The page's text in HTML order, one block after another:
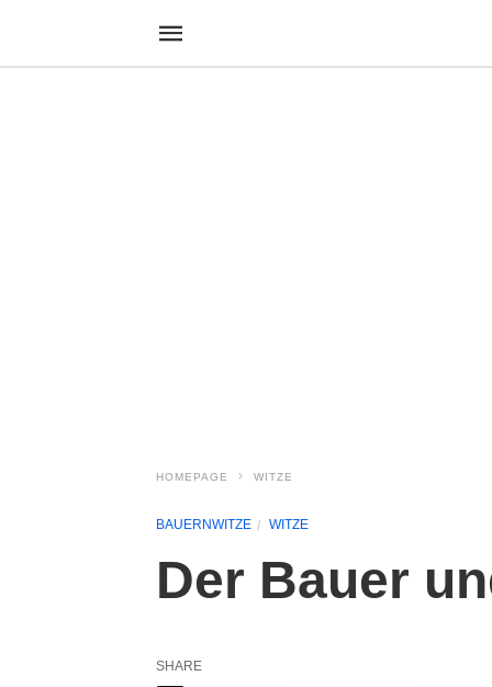
HOMEPAGE WITZE
BAUERNWITZE WITZE
Der Bauer
SHARE